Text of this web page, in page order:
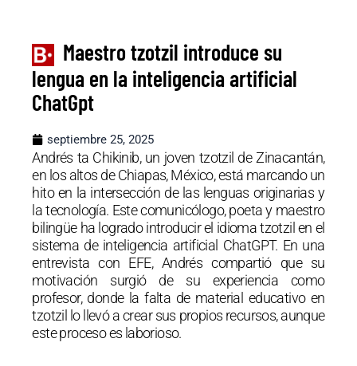
Maestro tzotzil introduce su
lengua en la inteligencia artificial
ChatGpt
septiembre 25, 2025
Andrés ta Chikinib, un joven tzotzil de Zinacantán,
en los altos de Chiapas, México, está marcando un
hito en la intersección de las lenguas originarias y
la tecnología. Este comunicólogo, poeta y maestro
bilingüe ha logrado introducir el idioma tzotzil en el
sistema de inteligencia artificial ChatGPT. En una
entrevista con EFE, Andrés compartió que su
motivación surgió de su experiencia como
profesor, donde la falta de material educativo en
tzotzil lo llevó a crear sus propios recursos, aunque
este proceso es laborioso.